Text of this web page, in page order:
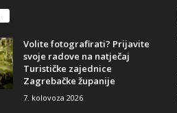
Volite fotografirati? Prijavite
svoje radove na natječaj
Turističke zajednice
Zagrebačke županije
7. kolovoza 2026